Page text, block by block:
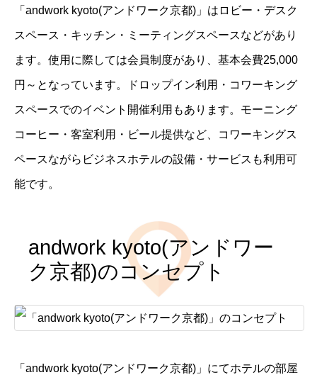
「andwork kyoto(アンドワーク京都)」はロビー・デスク
スペース・キッチン・ミーティングスペースなどがあり
ます。使用に際しては会員制度があり、基本会費25,000
円～となっています。ドロップイン利用・コワーキング
スペースでのイベント開催利用もあります。モーニング
コーヒー・客室利用・ビール提供など、コワーキングス
ペースながらビジネスホテルの設備・サービスも利用可
能です。
andwork kyoto(アンドワー
ク京都)のコンセプト
「andwork kyoto(アンドワーク京都)」にてホテルの部屋